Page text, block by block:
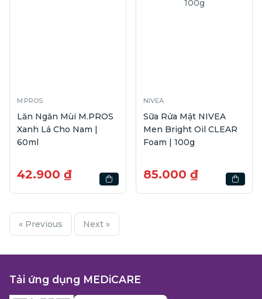
M.PROS
Lăn Ngăn Mùi M.PROS
Xanh Lá Cho Nam |
60ml
42.900 ₫
NIVEA
Sữa Rửa Mặt NIVEA
Men Bright Oil CLEAR
Foam | 100g
85.000 ₫
« Previous Next »
Tải ứng dụng MEDiCARE